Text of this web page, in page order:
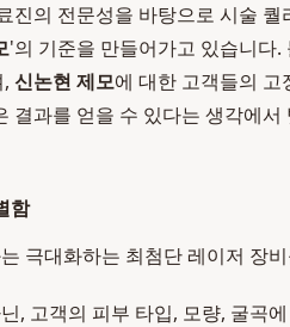
진의 전문성을 바탕으로 시술
'의 기준을 만들어가고 있습니다
신논현 제모에 대한 고객들의 고
결과를 얻을 수 있다는 생각에
함
극대화하는 최첨단 레이저 장
, 고객의 피부 타입, 모량, 굴곡